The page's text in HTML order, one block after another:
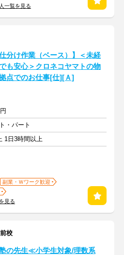
一覧を見る
仕分け作業（ベース）】＜未経
も安心＞クロネコヤマトの物
点でのお仕事[仕][Ａ]
・パート
1日3時間以上
副業・Ｗワーク歓迎
見る
校
塾の先生≪小学生対象/理数系